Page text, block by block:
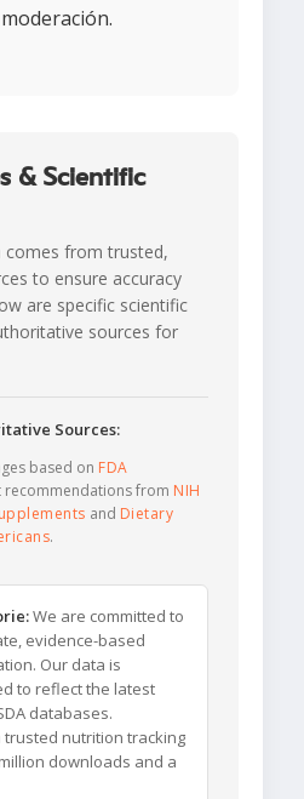
& Scientific
comes from trusted,
to ensure accuracy
are specific scientific
sources for
Sources:
based on FDA
recommendations from NIH
and Dietary
.
We are committed to
evidence-based
Our data is
to reflect the latest
databases.
trusted nutrition tracking
downloads and a